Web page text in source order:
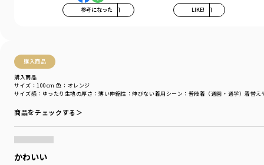
参考になった 1 LIKE! 1
購入商品
購入商品
サイズ感 ：ゆったり 生地の厚さ ：薄い伸縮性 ：伸びない着用シーン ：普段着（通園・通学）着替え
サイズ：100cm 色：オレンジ
商品をチェックする＞
かわいい